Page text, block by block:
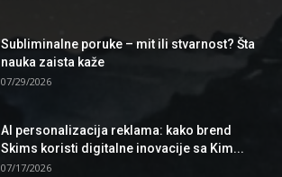
Subliminalne poruke – mit ili stvarnost? Šta
nauka zaista kaže
07/29/2026
AI personalizacija reklama: kako brend
Skims koristi digitalne inovacije sa Kim...
07/17/2026